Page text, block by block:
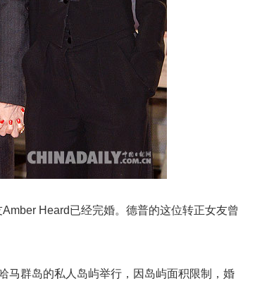
Heard已经完婚。德普的这位转正女友曾
马群岛的私人岛屿举行，因岛屿面积限制，婚